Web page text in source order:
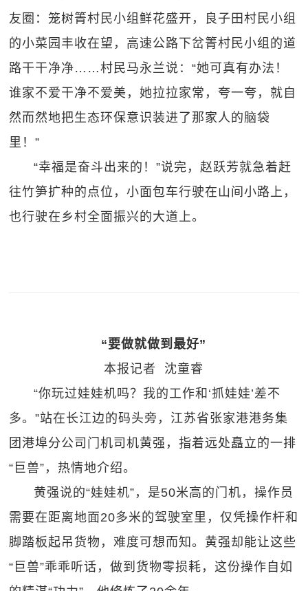
友圈：笼树箐村民小组鲜花盛开，良子田村民小组
的小菜园丰收在望，高速公路下岔箐村民小组的道
路干干净净……村民马永兰说：“她可真有办法！
谁家不爱干净不爱美，她拉拉家常，夸一夸，就自
然而然地把生态环保意识装进了那家人的脑袋
里！”
“幸福是奋斗出来的！”说完，赵跃芳就急着赶
往竹笋扩种的点位，小面包车行驶在山间小路上，
也行驶在乡村全面振兴的大道上。
“要做就做到最好”
本报记者 沈童睿
“你玩过娃娃机吗？我的工作和‘抓娃娃’差不
多。”站在长江边的码头旁，江苏省张家港港务集
团港埠分公司门机司机黄强，指着远处矗立的一排
“巨兽”，热情地介绍。
黄强说的“娃娃机”，是50米高的门机，操作员
需要在距离地面20多米的驾驶室里，仅凭操作杆和
脚踏板起吊货物，难度可想而知。黄强却能让这些
“巨兽”乖乖听话，做到货物零损耗，这份操作自如